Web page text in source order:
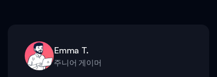
Emma T.
주니어 게이머